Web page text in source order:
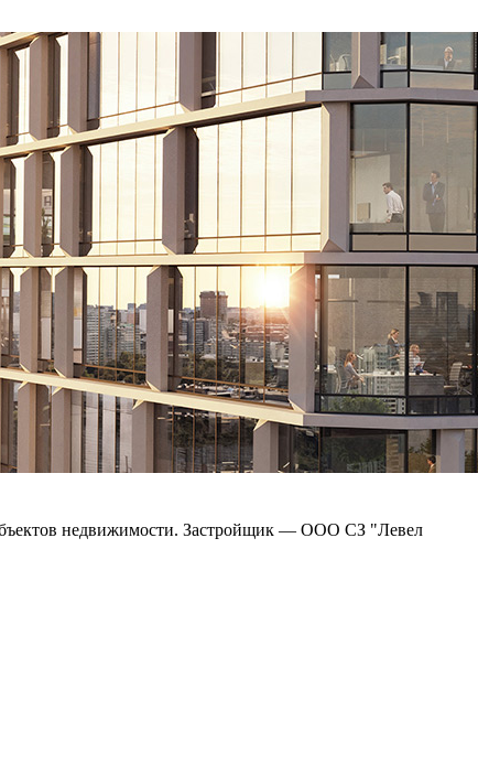
объектов недвижимости. Застройщик — ООО СЗ "Левел